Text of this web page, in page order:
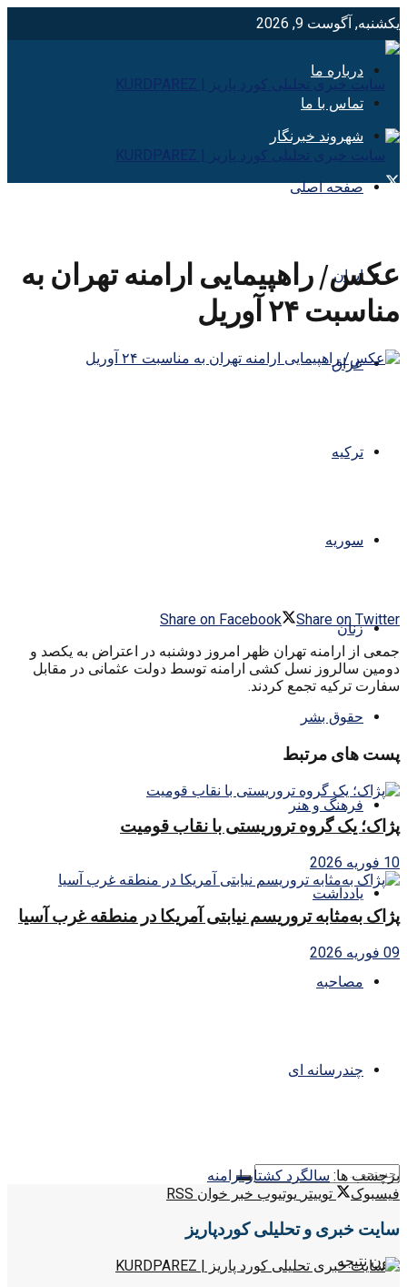
یکشنبه, آگوست 9, 2026
درباره ما
تماس با ما
شهروند خبرنگار
صفحه اصلی
ایران
عراق
ترکیه
سوریه
زنان
حقوق بشر
فرهنگ و هنر
یادداشت
مصاحبه
چندرسانه ای
بدون نتیجه
عکس/ راهپیمایی ارامنه تهران به
مناسبت ۲۴ آوریل
Share on Facebook
Share on Twitter
جمعی از ارامنه تهران ظهر امروز دوشنبه در اعتراض به یکصد و
دومین سالروز نسل کشی ارامنه توسط دولت عثمانی در مقابل
سفارت ترکیه تجمع کردند.
پست های مرتبط
پژاک؛ یک گروه تروریستی با نقاب قومیت
10 فوریه 2026
پژاک به‌مثابه تروریسم نیابتی آمریکا در منطقه غرب آسیا
09 فوریه 2026
برچسب ها: سالگرد کشتار ارامنه
فیسبوک
توییتر یوتیوب خبر خوان RSS
سایت خبری و تحلیلی کوردپاریز